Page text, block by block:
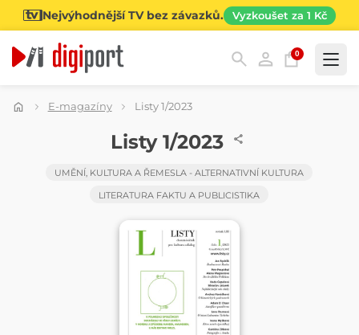
Nejvýhodnější TV bez závazků. Vyzkoušet za 1 Kč
0
Kategorie
E-magazíny Listy 1/2023
Listy 1/2023
UMĚNÍ, KULTURA A ŘEMESLA - ALTERNATIVNÍ KULTURA
LITERATURA FAKTU A PUBLICISTIKA